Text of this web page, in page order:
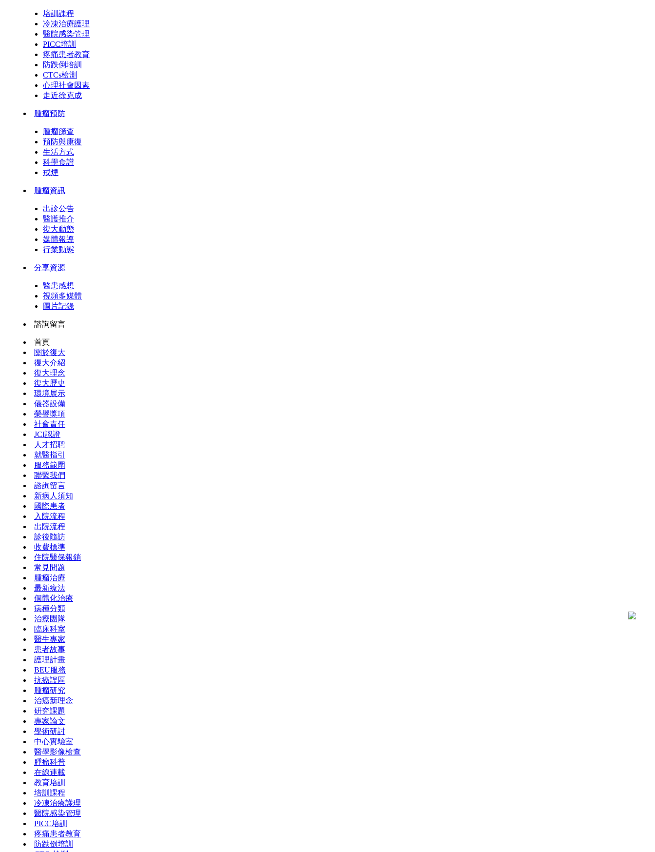
培訓課程
冷凍治療護理
醫院感染管理
PICC培訓
疼痛患者教育
防跌倒培訓
CTCs檢測
心理社會因素
走近徐克成
腫瘤預防
腫瘤篩查
預防與康復
生活方式
科學食譜
戒煙
腫瘤資訊
出診公告
醫護推介
復大動態
媒體報導
行業動態
分享資源
醫患感想
視頻多媒體
圖片記錄
諮詢留言
首頁
關於復大
復大介紹
復大理念
復大歷史
環境展示
儀器設備
榮譽獎項
社會責任
JCI認證
人才招聘
就醫指引
服務範圍
聯繫我們
諮詢留言
新病人須知
國際患者
入院流程
出院流程
診後隨訪
收費標準
住院醫保報銷
常見問題
腫瘤治療
最新療法
個體化治療
病種分類
治療團隊
臨床科室
醫生專家
患者故事
護理計畫
BEU服務
抗癌誤區
腫瘤研究
治癌新理念
研究課題
專家論文
學術研討
中心實驗室
醫學影像檢查
腫瘤科普
在線連載
教育培訓
培訓課程
冷凍治療護理
醫院感染管理
PICC培訓
疼痛患者教育
防跌倒培訓